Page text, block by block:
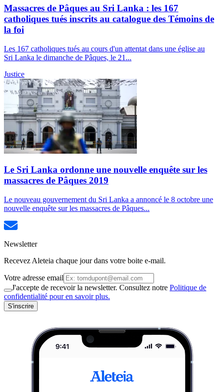
Massacres de Pâques au Sri Lanka : les 167
catholiques tués inscrits au catalogue des Témoins de
la foi
Les 167 catholiques tués au cours d'un attentat dans une église au
Sri Lanka le dimanche de Pâques, le 21...
Justice
Le Sri Lanka ordonne une nouvelle enquête sur les
massacres de Pâques 2019
Le nouveau gouvernement du Sri Lanka a annoncé le 8 octobre une
nouvelle enquête sur les massacres de Pâques...
Newsletter
Recevez Aleteia chaque jour dans votre boite e-mail.
Votre adresse email
J'accepte de recevoir la newsletter. Consultez notre Politique de
confidentialité pour en savoir plus.
S'inscrire